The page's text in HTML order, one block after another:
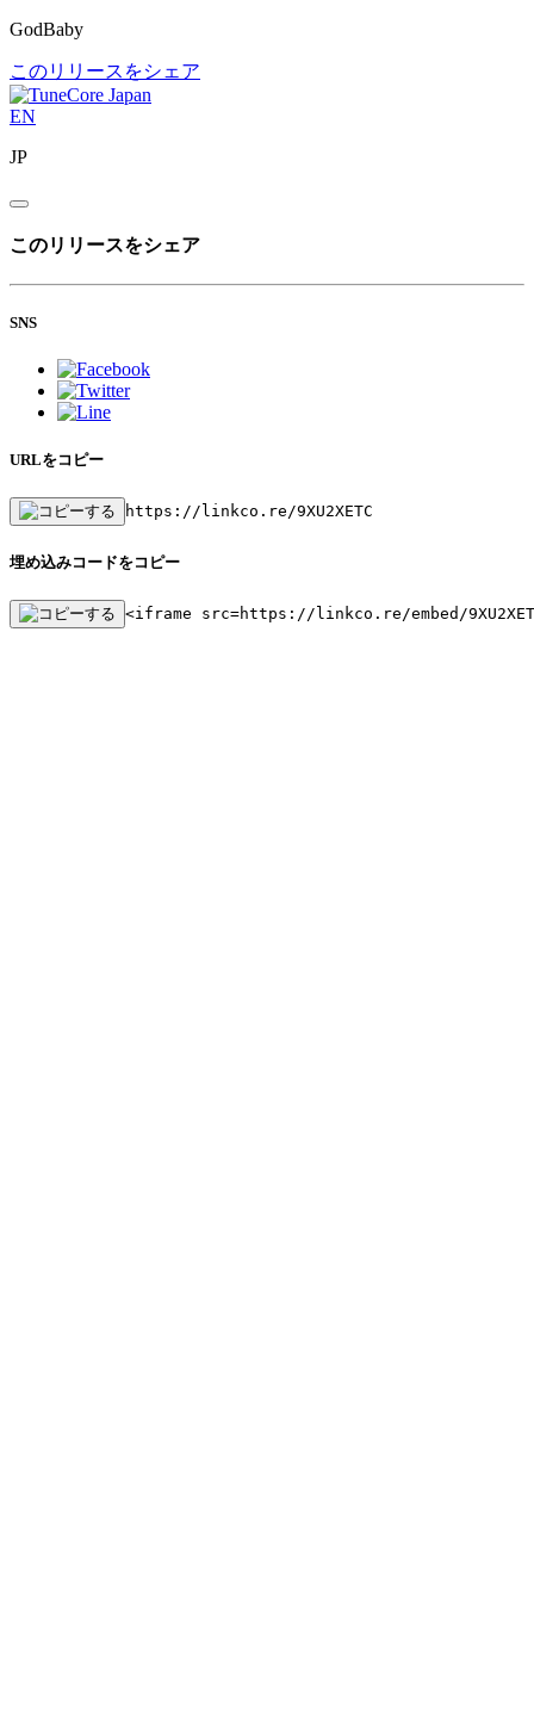
GodBaby
このリリースをシェア
EN
JP
このリリースをシェア
SNS
URLをコピー
https://linkco.re/9XU2XETC
埋め込みコードをコピー
<iframe src=https://linkco.re/embed/